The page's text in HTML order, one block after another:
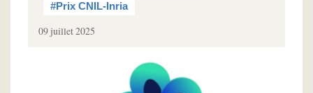
#Prix CNIL-Inria
09 juillet 2025